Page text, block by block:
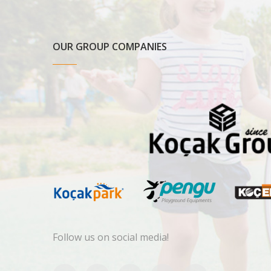
OUR GROUP COMPANIES
Follow us on social media!